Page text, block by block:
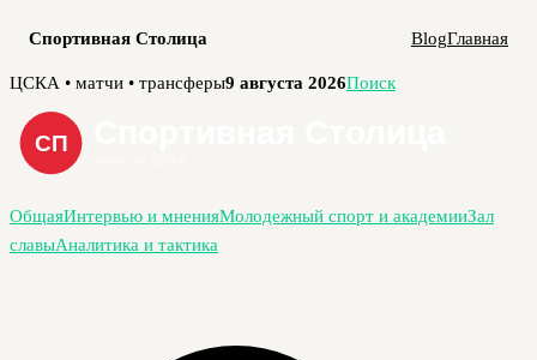
Спортивная Столица BlogГлавная
Перейти
содержимому
ЦСКА • матчи • трансферы9 августа 2026Поиск
ОбщаяИнтервью и мненияМолодежный спорт и академииЗал
славыАналитика и тактика